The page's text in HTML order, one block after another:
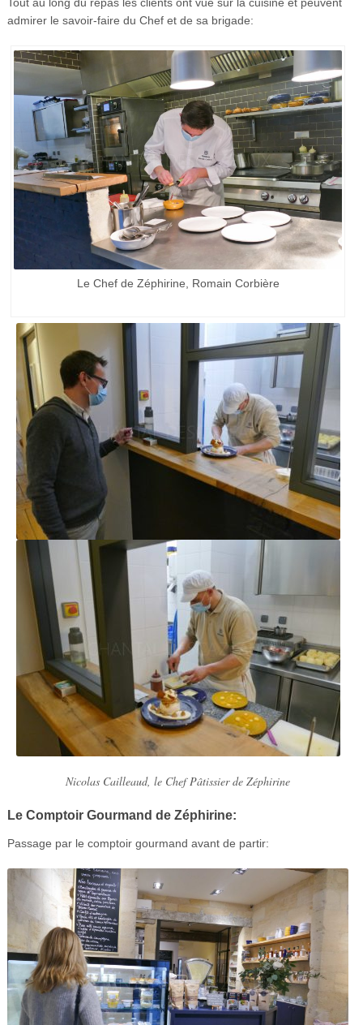
Tout au long du repas les clients ont vue sur la cuisine et peuvent
admirer le savoir-faire du Chef et de sa brigade:
Le Chef de Zéphirine, Romain Corbière
Nicolas Cailleaud, le Chef Pâtissier de Zéphirine
Le Comptoir Gourmand de Zéphirine:
Passage par le comptoir gourmand avant de partir: